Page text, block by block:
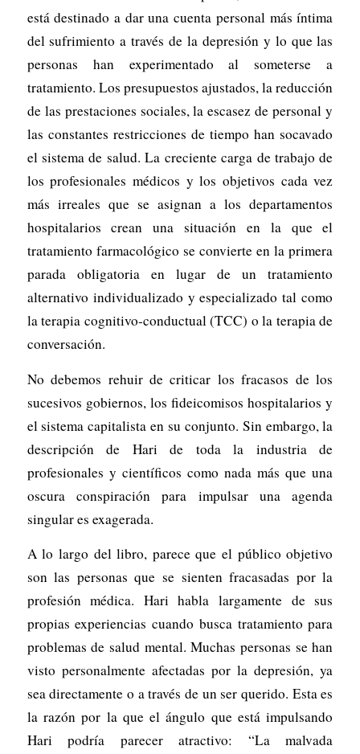
está destinado a dar una cuenta personal más íntima
del sufrimiento a través de la depresión y lo que las
personas han experimentado al someterse a
tratamiento. Los presupuestos ajustados, la reducción
de las prestaciones sociales, la escasez de personal y
las constantes restricciones de tiempo han socavado
el sistema de salud. La creciente carga de trabajo de
los profesionales médicos y los objetivos cada vez
más irreales que se asignan a los departamentos
hospitalarios crean una situación en la que el
tratamiento farmacológico se convierte en la primera
parada obligatoria en lugar de un tratamiento
alternativo individualizado y especializado tal como
la terapia cognitivo-conductual (TCC) o la terapia de
conversación.
No debemos rehuir de criticar los fracasos de los
sucesivos gobiernos, los fideicomisos hospitalarios y
el sistema capitalista en su conjunto. Sin embargo, la
descripción de Hari de toda la industria de
profesionales y científicos como nada más que una
oscura conspiración para impulsar una agenda
singular es exagerada.
A lo largo del libro, parece que el público objetivo
son las personas que se sienten fracasadas ​​por la
profesión médica. Hari habla largamente de sus
propias experiencias cuando busca tratamiento para
problemas de salud mental. Muchas personas se han
visto personalmente afectadas por la depresión, ya
sea directamente o a través de un ser querido. Esta es
la razón por la que el ángulo que está impulsando
Hari podría parecer atractivo: “La malvada